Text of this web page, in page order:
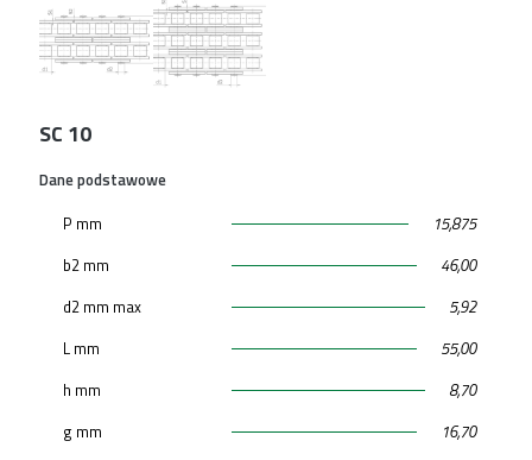
SC 10
Dane podstawowe
P mm
15,875
b2 mm
46,00
d2 mm max
5,92
L mm
55,00
h mm
8,70
g mm
16,70